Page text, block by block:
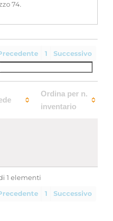
74.
1 Successivo
Ordina per n.
inventario
1 elementi
1 Successivo